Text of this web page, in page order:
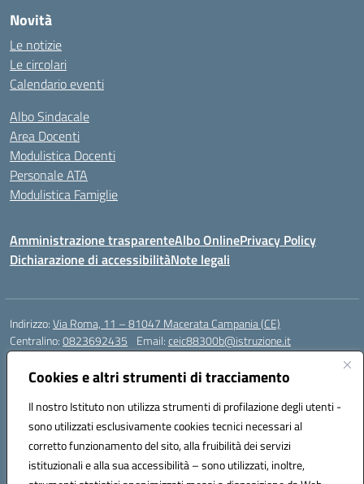
Cookies e altri strumenti di tracciamento
Il nostro Istituto non utilizza strumenti di profilazione degli utenti -
sono utilizzati esclusivamente cookies tecnici necessari al
corretto funzionamento del sito, alla fruibilità dei servizi
istituzionali e alla sua accessibilità – sono utilizzati, inoltre,
Novità
Le notizie
Le circolari
Calendario eventi
Albo Sindacale
Area Docenti
Modulistica Docenti
Personale ATA
Modulistica Famiglie
Amministrazione trasparenteAlbo OnlinePrivacy Policy
Dichiarazione di accessibilitàNote legali
Indirizzo:Via Roma, 11 – 81047 Macerata Campania (CE)
Centralino:0823692435 Email:ceic88300b@istruzione.it
Posta elettronica certificata (PEC):
Codice fiscale: 94017830616
Codice meccanografico:CEIC88300B
DPO Esempio Antonio
e-mail: esempioantonio.dpo@gmail.com
Pec: esempioantonio@pec.it